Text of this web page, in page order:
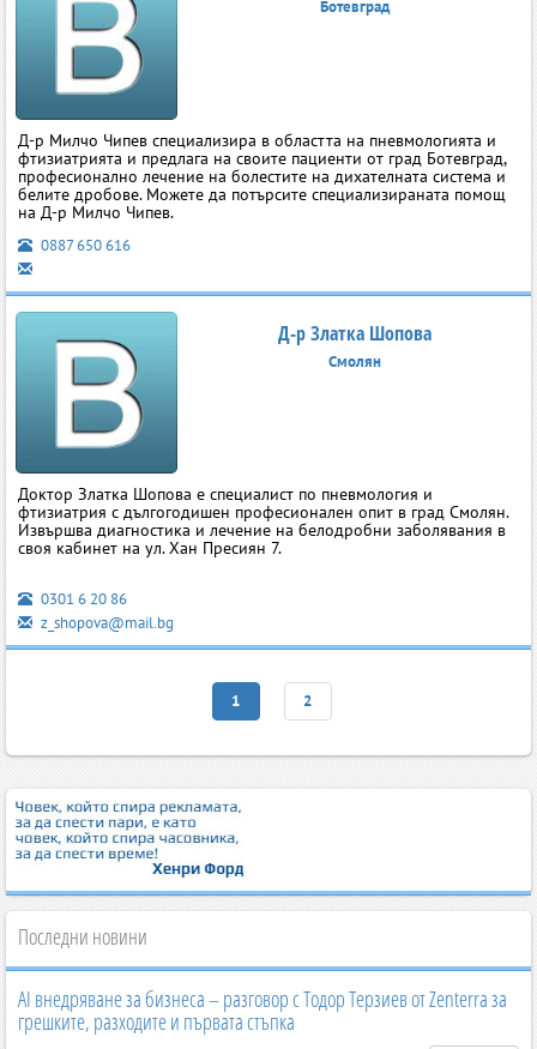
Ботевград
Д-р Милчо Чипев специализира в областта на пневмологията и
фтизиатрията и предлага на своите пациенти от град Ботевград,
професионално лечение на болестите на дихателната система и
белите дробове. Можете да потърсите специализираната помощ
на Д-р Милчо Чипев.
0887 650 616
Д-р Златка Шопова
Смолян
Доктор Златка Шопова е специалист по пневмология и
фтизиатрия с дългогодишен професионален опит в град Смолян.
Извършва диагностика и лечение на белодробни заболявания в
своя кабинет на ул. Хан Пресиян 7.
0301 6 20 86
z_shopova@mail.bg
1 2
Последни новини
AI внедряване за бизнеса – разговор с Тодор Терзиев от Zenterra за
грешките, разходите и първата стъпка